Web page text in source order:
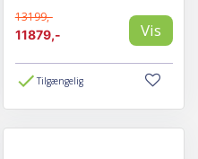
13199,-
11879,-
Vis
Tilgængelig